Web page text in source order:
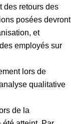
des retours des
posées devront
et
employés sur
lors de
qualitative
de la